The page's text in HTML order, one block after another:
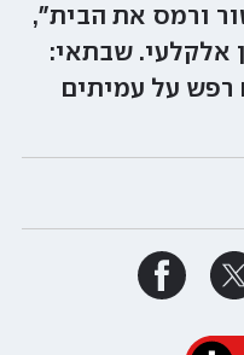
ורמס את הבית",
אלקלעי. שבתאי:
רפש על עמיתים